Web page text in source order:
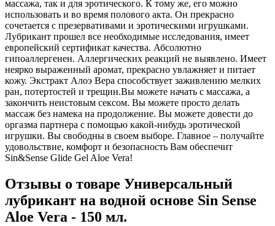
массажа, так и для эротического. К тому же, его можно
использовать и во время полового акта. Он прекрасно
сочетается с презервативами и эротическими игрушками.
Лубрикант прошел все необходимые исследования, имеет
европейский сертификат качества. Абсолютно
гипоаллергенен. Аллергических реакций не выявлено. Имеет
неярко выраженный аромат, прекрасно увлажняет и питает
кожу. Экстракт Алоэ Вера способствует заживлению мелких
ран, потертостей и трещин.Вы можете начать с массажа, а
закончить неистовым сексом. Вы можете просто делать
массаж без намека на продолжение. Вы можете довести до
оргазма партнера с помощью какой-нибудь эротической
игрушки. Вы свободны в своем выборе. Главное – получайте
удовольствие, комфорт и безопасность Вам обеспечит
Sin&Sense Glide Gel Aloe Vera!
Отзывы о товаре Универсальный
лубрикант на водной основе Sin Sense
Aloe Vera - 150 мл.